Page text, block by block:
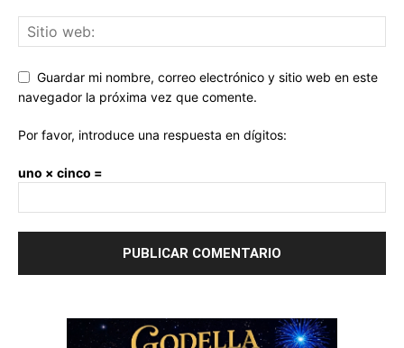
Guardar mi nombre, correo electrónico y sitio web en este
navegador la próxima vez que comente.
Por favor, introduce una respuesta en dígitos:
uno × cinco =